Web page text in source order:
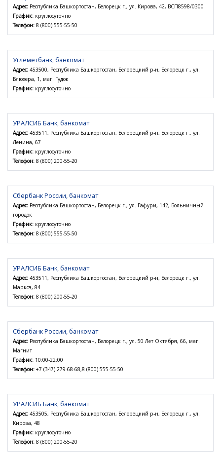
Адрес: Республика Башкортостан, Белорецк г., ул. Кирова, 42, ВСП8598/0300
График: круглосуточно
Телефон: 8 (800) 555-55-50
Углеметбанк, банкомат
Адрес: 453500, Республика Башкортостан, Белорецкий р-н, Белорецк г., ул.
Блюхера, 1, маг. Гудок
График: круглосуточно
УРАЛСИБ Банк, банкомат
Адрес: 453511, Республика Башкортостан, Белорецкий р-н, Белорецк г., ул.
Ленина, 67
График: круглосуточно
Телефон: 8 (800) 200-55-20
Сбербанк России, банкомат
Адрес: Республика Башкортостан, Белорецк г., ул. Гафури, 142, Больничный
городок
График: круглосуточно
Телефон: 8 (800) 555-55-50
УРАЛСИБ Банк, банкомат
Адрес: 453511, Республика Башкортостан, Белорецкий р-н, Белорецк г., ул.
Маркса, 84
Телефон: 8 (800) 200-55-20
Сбербанк России, банкомат
Адрес: Республика Башкортостан, Белорецк г., ул. 50 Лет Октября, 66, маг.
Магнит
График: 10:00-22:00
Телефон: +7 (347) 279-68-68,8 (800) 555-55-50
УРАЛСИБ Банк, банкомат
Адрес: 453505, Республика Башкортостан, Белорецкий р-н, Белорецк г., ул.
Кирова, 48
График: круглосуточно
Телефон: 8 (800) 200-55-20